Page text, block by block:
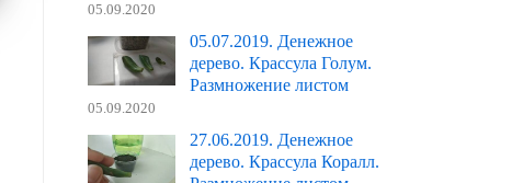
05.09.2020
05.07.2019. Денежное
дерево. Крассула Голум.
Размножение листом
05.09.2020
27.06.2019. Денежное
дерево. Крассула Коралл.